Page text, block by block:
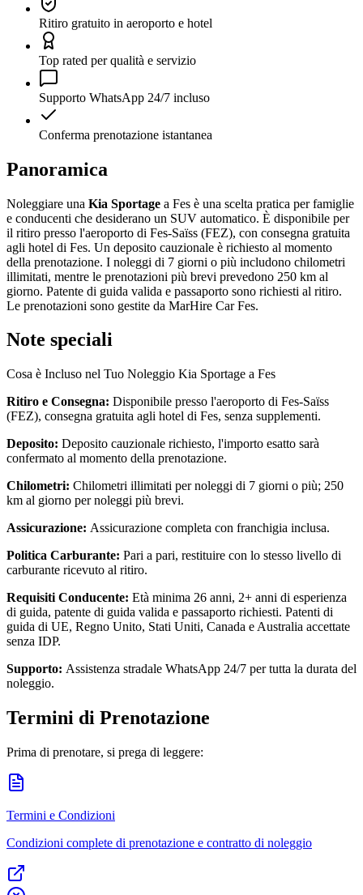
Ritiro gratuito in aeroporto e hotel
Top rated per qualità e servizio
Supporto WhatsApp 24/7 incluso
Conferma prenotazione istantanea
Panoramica
Noleggiare una Kia Sportage a Fes è una scelta pratica per famiglie
e conducenti che desiderano un SUV automatico. È disponibile per
il ritiro presso l'aeroporto di Fes-Saïss (FEZ), con consegna gratuita
agli hotel di Fes. Un deposito cauzionale è richiesto al momento
della prenotazione. I noleggi di 7 giorni o più includono chilometri
illimitati, mentre le prenotazioni più brevi prevedono 250 km al
giorno. Patente di guida valida e passaporto sono richiesti al ritiro.
Le prenotazioni sono gestite da MarHire Car Fes.
Note speciali
Cosa è Incluso nel Tuo Noleggio Kia Sportage a Fes
Ritiro e Consegna: Disponibile presso l'aeroporto di Fes-Saïss
(FEZ), consegna gratuita agli hotel di Fes, senza supplementi.
Deposito: Deposito cauzionale richiesto, l'importo esatto sarà
confermato al momento della prenotazione.
Chilometri: Chilometri illimitati per noleggi di 7 giorni o più; 250
km al giorno per noleggi più brevi.
Assicurazione: Assicurazione completa con franchigia inclusa.
Politica Carburante: Pari a pari, restituire con lo stesso livello di
carburante ricevuto al ritiro.
Requisiti Conducente: Età minima 26 anni, 2+ anni di esperienza
di guida, patente di guida valida e passaporto richiesti. Patenti di
guida di UE, Regno Unito, Stati Uniti, Canada e Australia accettate
senza IDP.
Supporto: Assistenza stradale WhatsApp 24/7 per tutta la durata del
noleggio.
Termini di Prenotazione
Prima di prenotare, si prega di leggere:
Termini e Condizioni
Condizioni complete di prenotazione e contratto di noleggio